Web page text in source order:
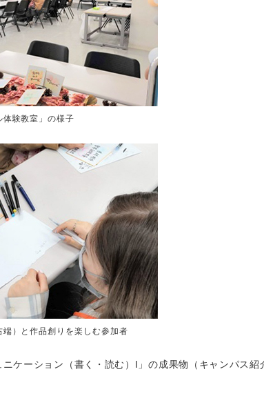
体験教室」の様子
）と作品創りを楽しむ参加者
ケーション（書く・読む）I」の成果物（キャンパス紹